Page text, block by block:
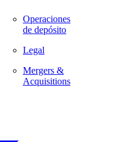
Operaciones
de depósito
Legal
Mergers &
Acquisitions